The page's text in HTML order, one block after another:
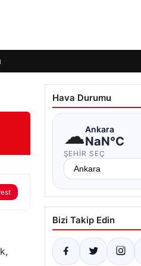
Hava Durumu
☁Ankara
NaN°C
ŞEHIR SEÇ
Bizi Takip Edin